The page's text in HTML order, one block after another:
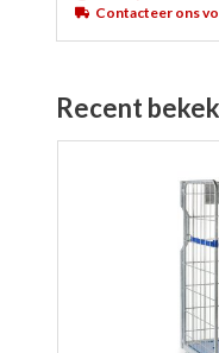
Contacteer ons
Recent